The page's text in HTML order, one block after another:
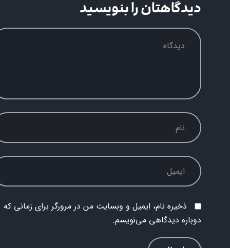
دیدگاهتان را بنویسید
ذخیره نام، ایمیل و وبسایت من در مرورگر برای زمانی که
دوباره دیدگاهی می‌نویسم.